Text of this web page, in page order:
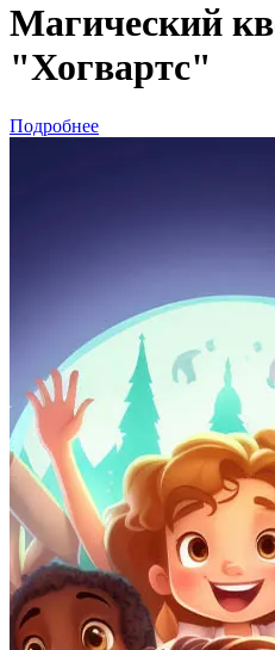
Магический
"Хогвартс"
Подробнее